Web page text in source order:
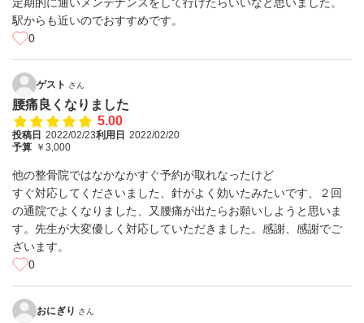
駅からも近いのでおすすめです。
0
ゲスト さん
腰痛良くなりました
5.00
投稿日 2022/02/23利用日 2022/02/20
予算 ￥3,000
他の整骨院ではなかなかすぐ予約が取れなったけど
すぐ対応してくださいました、針がよく効いたみたいです、２回
の通院でよくなりました、又腰痛が出たらお願いしようと思いま
す。先生が大変優しく対応していただきました。感謝、感謝でご
ざいます。
0
おにぎり さん